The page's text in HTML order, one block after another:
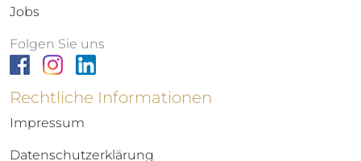
Jobs
Folgen Sie uns
Rechtliche Informationen
Impressum
Datenschutzerklärung